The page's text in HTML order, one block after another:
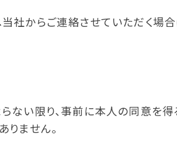
社からご連絡させていただく場
ない限り、事前に本人の同意を得
ません。